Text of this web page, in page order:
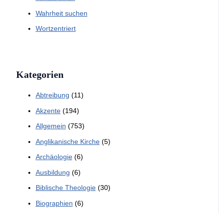
Wahrheit suchen
Wortzentriert
Kategorien
Abtreibung (11)
Akzente(194)
Allgemein (753)
Anglikanische Kirche(5)
Archäologie(6)
Ausbildung (6)
Biblische Theologie(30)
Biographien (6)